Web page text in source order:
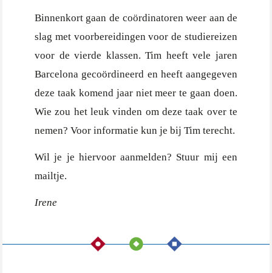
Binnenkort gaan de coördinatoren weer aan de
slag met voorbereidingen voor de studiereizen
voor de vierde klassen. Tim heeft vele jaren
Barcelona gecoördineerd en heeft aangegeven
deze taak komend jaar niet meer te gaan doen.
Wie zou het leuk vinden om deze taak over te
nemen? Voor informatie kun je bij Tim terecht.
Wil je je hiervoor aanmelden? Stuur mij een
mailtje.
Irene